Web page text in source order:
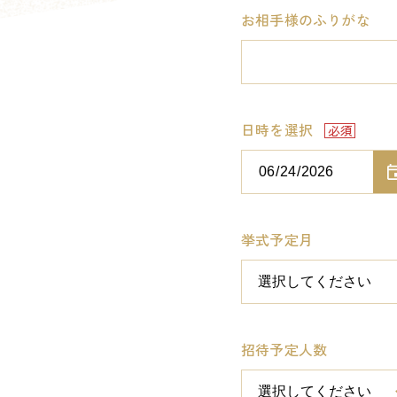
お相手様のふりがな
日時を選択
挙式予定月
招待予定人数